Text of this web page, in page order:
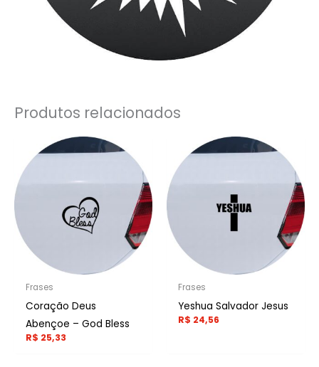
Produtos relacionados
Frases
Coração Deus
Abençoe – God Bless
R$ 25,33
Frases
Yeshua Salvador Jesus
R$ 24,56